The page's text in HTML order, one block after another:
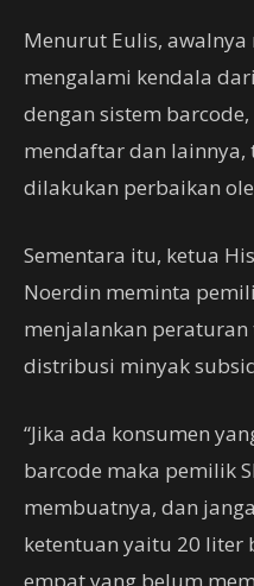
Menurut Eulis,
mengalami kendala
dengan sistem
mendaftar dan
dilakukan perbaikan
Sementara itu, ketua
Noerdin meminta
menjalankan peraturan
distribusi minyak
“Jika ada konsumen
barcode maka pemilik
membuatnya, dan
ketentuan yaitu 20 liter